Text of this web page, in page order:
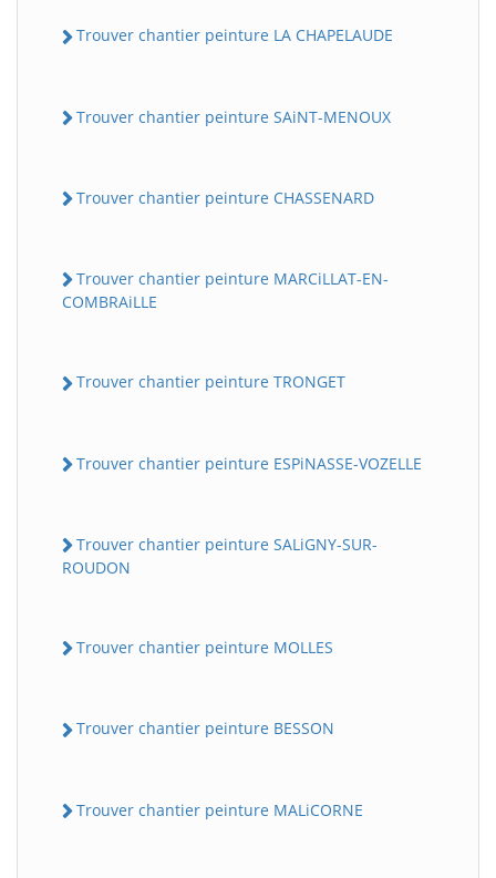
Trouver chantier peinture LA CHAPELAUDE
Trouver chantier peinture SAiNT-MENOUX
Trouver chantier peinture CHASSENARD
Trouver chantier peinture MARCiLLAT-EN-
COMBRAiLLE
Trouver chantier peinture TRONGET
Trouver chantier peinture ESPiNASSE-VOZELLE
Trouver chantier peinture SALiGNY-SUR-
ROUDON
Trouver chantier peinture MOLLES
Trouver chantier peinture BESSON
Trouver chantier peinture MALiCORNE